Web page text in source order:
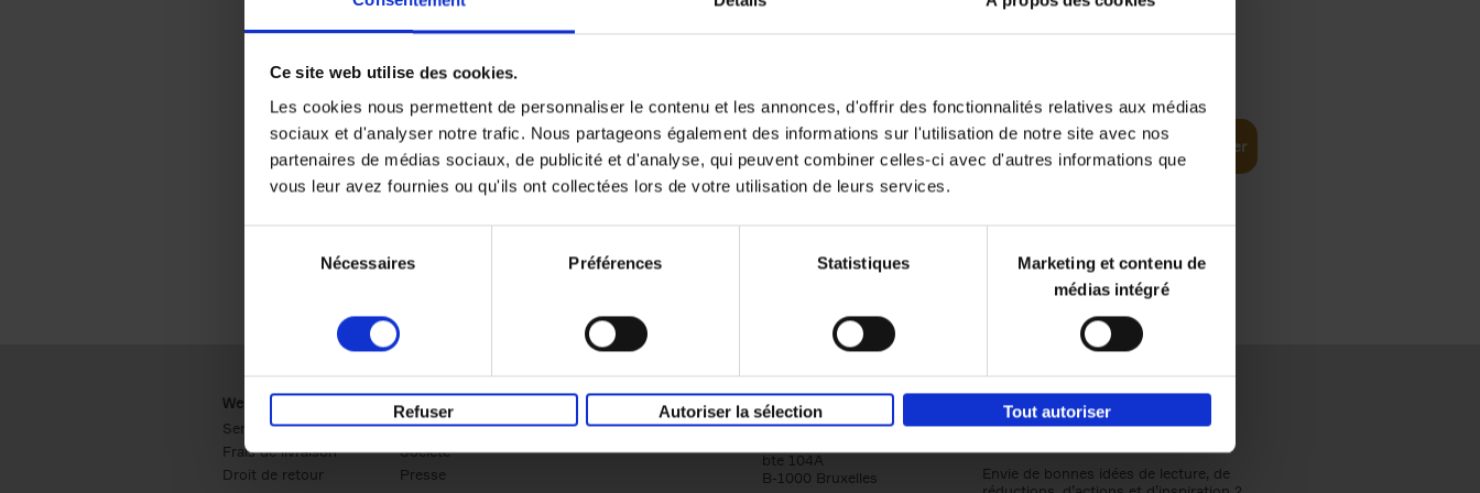
Ce site web utilise des cookies.
Les cookies nous permettent de personnaliser le contenu et les annonces, d'offrir des fonctionnalités relatives aux médias
sociaux et d'analyser notre trafic. Nous partageons également des informations sur l'utilisation de notre site avec nos
partenaires de médias sociaux, de publicité et d'analyse, qui peuvent combiner celles-ci avec d'autres informations que
vous leur avez fournies ou qu'ils ont collectées lors de votre utilisation de leurs services.
Nécessaires Préférences Statistiques
Marketing et contenu de
médias intégré
Refuser Autoriser la sélection Tout autoriser
Planning to Promoting
Clo Willaerts
Couverture souple
352 Ajouter au panier
Webshop
Service clients
Frais de livraison
Droit de retour
Business
Ventes
Société
Presse
Société
Qui sommes-nous?
Éditions Racine
Tour & Taxis
bte 104A
B-1000 Bruxelles
Envie de bonnes idées de lecture, de